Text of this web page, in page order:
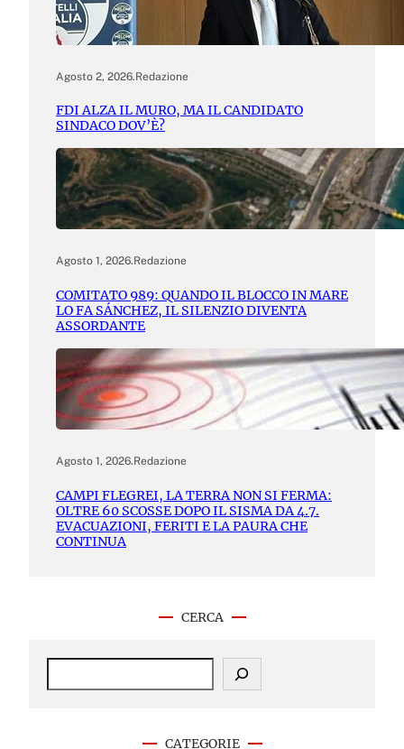
Agosto 2, 2026.Redazione
FDI ALZA IL MURO, MA IL CANDIDATO
SINDACO DOV’È?
Agosto 1, 2026.Redazione
COMITATO 989: QUANDO IL BLOCCO IN MARE
LO FA SÁNCHEZ, IL SILENZIO DIVENTA
ASSORDANTE
Agosto 1, 2026.Redazione
CAMPI FLEGREI, LA TERRA NON SI FERMA:
OLTRE 60 SCOSSE DOPO IL SISMA DA 4.7.
EVACUAZIONI, FERITI E LA PAURA CHE
CONTINUA
CERCA
S
CATEGORIE